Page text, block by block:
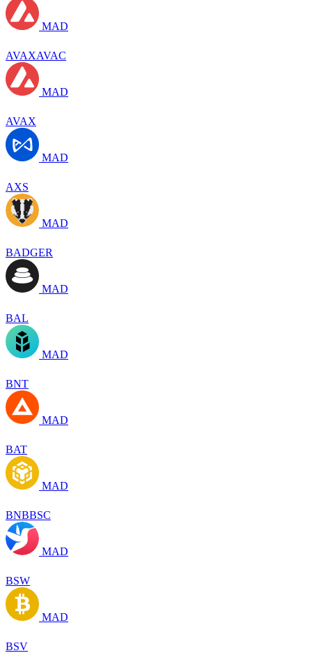
MAD
AVAXAVAC
MAD
AVAX
MAD
AXS
MAD
BADGER
MAD
BAL
MAD
BNT
MAD
BAT
MAD
BNBBSC
MAD
BSW
MAD
BSV